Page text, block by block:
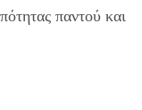
παντού και